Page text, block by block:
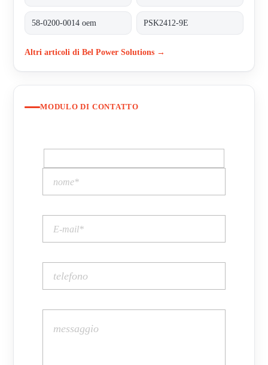
58-0200-0014 oem PSK2412-9E
Altri articoli di Bel Power Solutions →
MODULO DI CONTATTO